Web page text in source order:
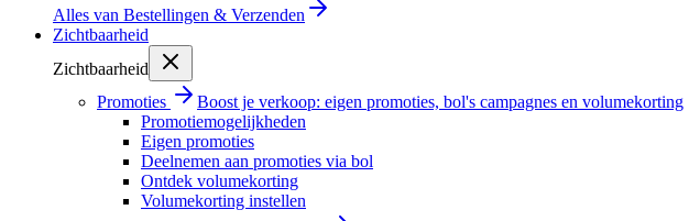
Alles van Bestellingen & Verzenden
Zichtbaarheid
Zichtbaarheid
Promoties
Boost je verkoop: eigen promoties, bol's campagnes en volumekorting
Promotiemogelijkheden
Eigen promoties
Deelnemen aan promoties via bol
Ontdek volumekorting
Volumekorting instellen